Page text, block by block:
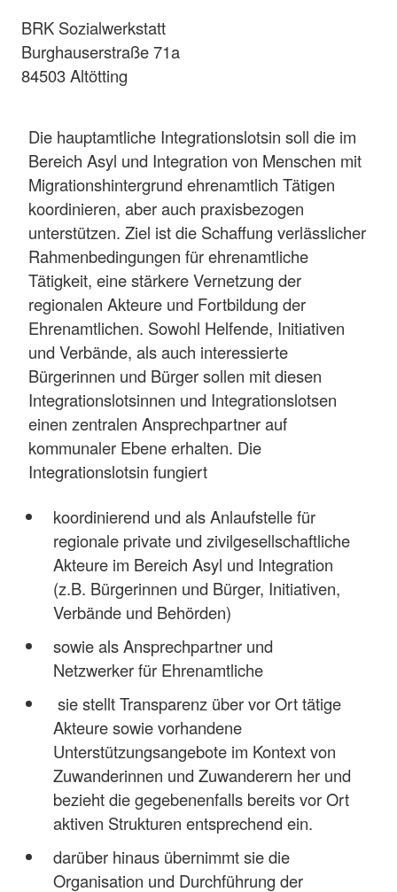
BRK Sozialwerkstatt
Burghauserstraße 71a
84503 Altötting
Die hauptamtliche Integrationslotsin soll die im
Bereich Asyl und Integration von Menschen mit
Migrationshintergrund ehrenamtlich Tätigen
koordinieren, aber auch praxisbezogen
unterstützen. Ziel ist die Schaffung verlässlicher
Rahmenbedingungen für ehrenamtliche
Tätigkeit, eine stärkere Vernetzung der
regionalen Akteure und Fortbildung der
Ehrenamtlichen. Sowohl Helfende, Initiativen
und Verbände, als auch interessierte
Bürgerinnen und Bürger sollen mit diesen
Integrationslotsinnen und Integrationslotsen
einen zentralen Ansprechpartner auf
kommunaler Ebene erhalten. Die
Integrationslotsin fungiert
koordinierend und als Anlaufstelle für
regionale private und zivilgesellschaftliche
Akteure im Bereich Asyl und Integration
(z.B. Bürgerinnen und Bürger, Initiativen,
Verbände und Behörden)
sowie als Ansprechpartner und
Netzwerker für Ehrenamtliche
sie stellt Transparenz über vor Ort tätige
Akteure sowie vorhandene
Unterstützungsangebote im Kontext von
Zuwanderinnen und Zuwanderern her und
bezieht die gegebenenfalls bereits vor Ort
aktiven Strukturen entsprechend ein.
darüber hinaus übernimmt sie die
Organisation und Durchführung der